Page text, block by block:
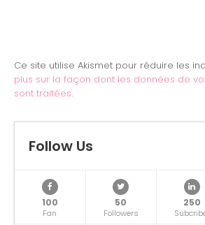
Ce site utilise Akismet pour réduire les
plus sur la façon dont les données de
sont traitées.
Follow Us
100
Fan
50
Followers
250